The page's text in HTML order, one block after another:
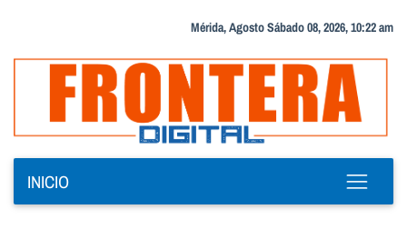
Mérida, Agosto Sábado 08, 2026, 10:22 am
INICIO